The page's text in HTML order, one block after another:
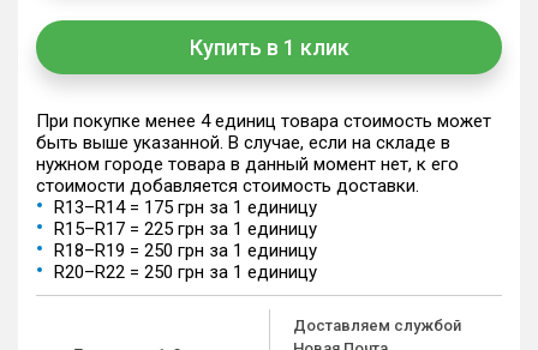
Купить в 1 клик
При покупке менее 4 единиц товара стоимость может
быть выше указанной. В случае, если на складе в
нужном городе товара в данный момент нет, к его
стоимости добавляется стоимость доставки.
R13–R14 = 175 грн за 1 единицу
R15–R17 = 225 грн за 1 единицу
R18–R19 = 250 грн за 1 единицу
R20–R22 = 250 грн за 1 единицу
Доставляем службой